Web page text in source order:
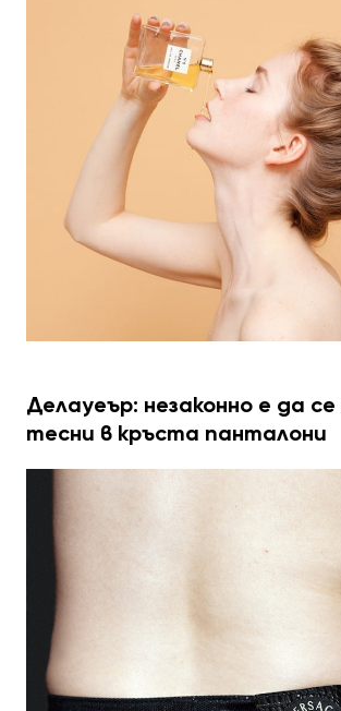
Делауеър: незаконно е да
тесни в кръста панталони